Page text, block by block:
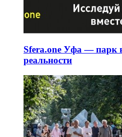
Sfera.one Уфа — парк
реальности